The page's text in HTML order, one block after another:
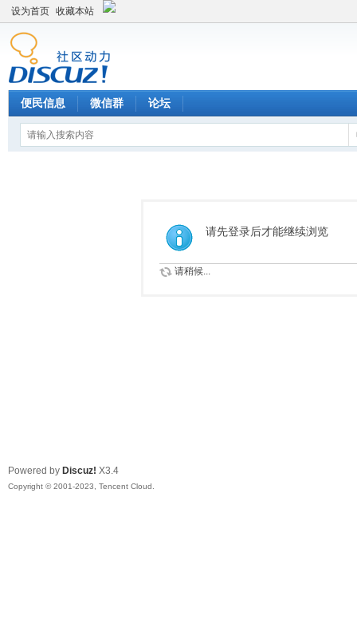
设为首页 收藏本站
便民信息 微信群 论坛
请先登录后才能继续浏览
请稍候...
Powered by Discuz! X3.4
Copyright © 2001-2023, Tencent Cloud.